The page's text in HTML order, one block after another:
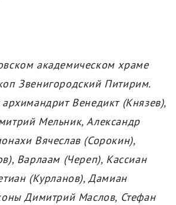
академическом храме
Звенигородский Питирим.
Венедикт (Князев),
Мельник, Александр
Вячеслав (Сорокин),
Варлаам (Череп), Кассиан
(Курланов), Дамиан
Димитрий Маслов, Стефан